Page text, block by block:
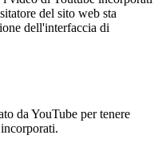
del sito web sta
dell'interfaccia di
da YouTube per tenere